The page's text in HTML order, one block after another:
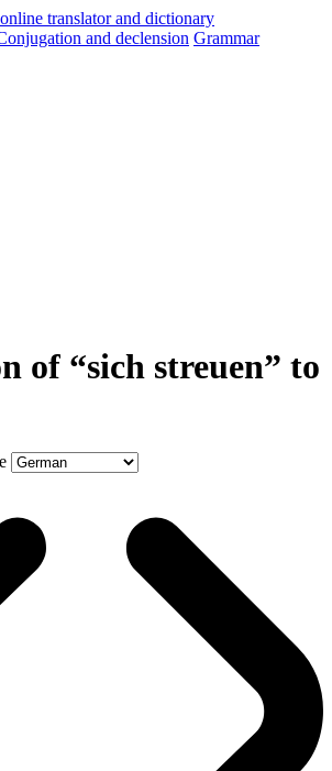
and declension Grammar
of “sich streuen” to